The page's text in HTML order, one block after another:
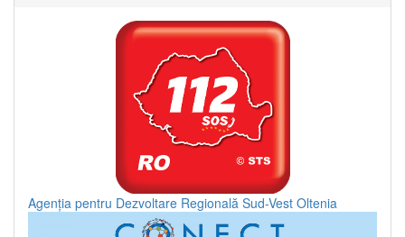
Agenția pentru Dezvoltare Regională Sud-Vest Oltenia